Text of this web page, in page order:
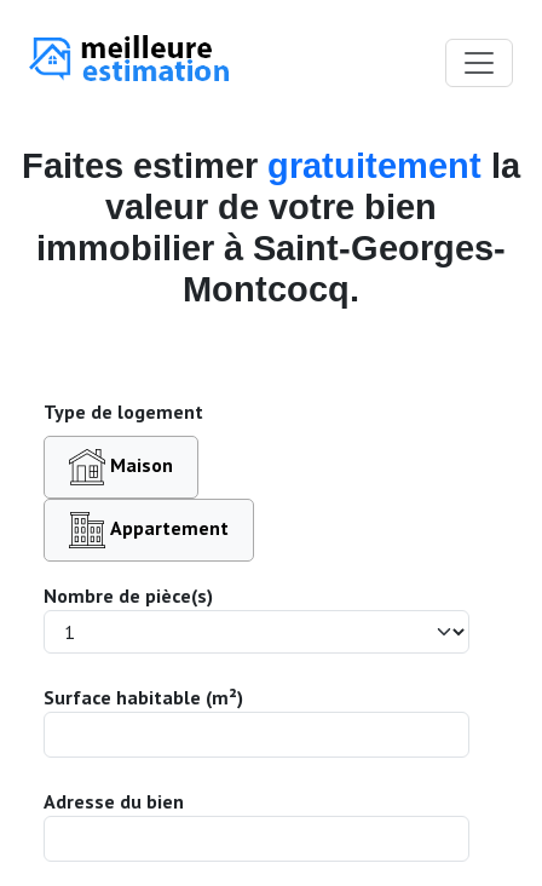
Faites estimer gratuitement la
valeur de votre bien
immobilier à Saint-Georges-
Montcocq.
Type de logement
Maison
Appartement
Nombre de pièce(s)
Surface habitable (m²)
Adresse du bien